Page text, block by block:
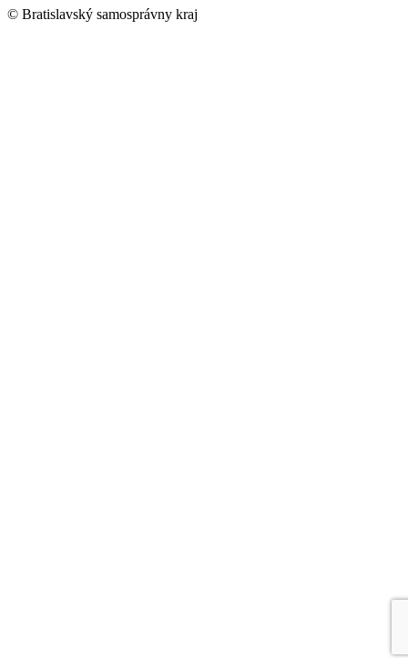
© Bratislavský samosprávny kraj